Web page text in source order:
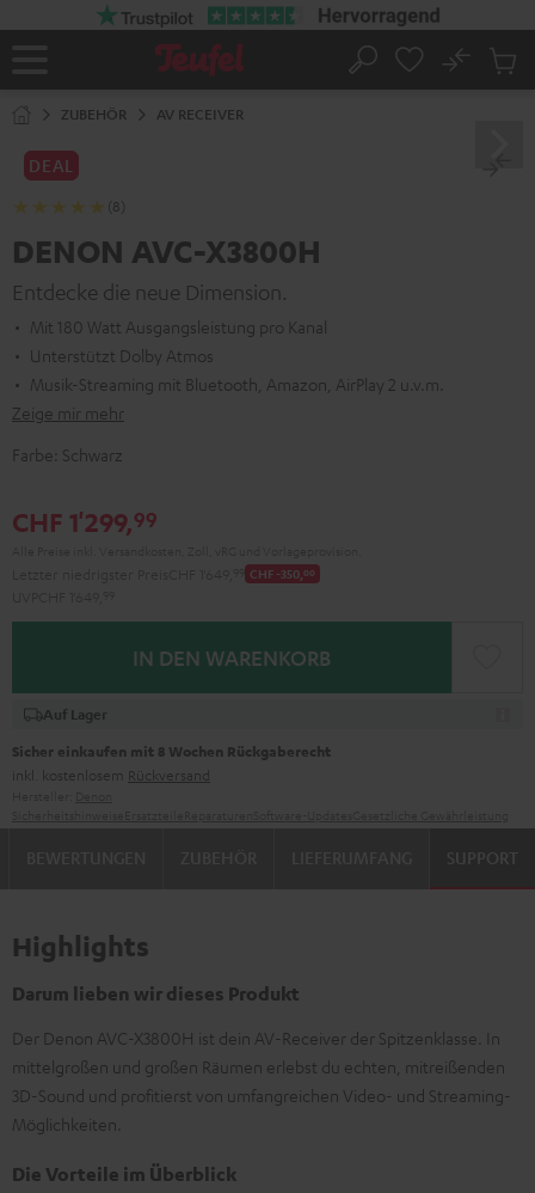
Startseite
Suche
No
ZUBEHÖR AV RECEIVER
DEAL
(8)
DENON AVC-X3800H
Entdecke die neue Dimension.
Mit 180 Watt Ausgangsleistung pro Kanal
Unterstützt Dolby Atmos
Musik-Streaming mit Bluetooth, Amazon, AirPlay 2 u.v.m.
Zeige mir mehr
Farbe: Schwarz
CHF 1'299,99
CHF -350,00
IN DEN WARENKORB
Auf Lager
Sicher einkaufen mit 8 Wochen Rückgaberecht
inkl. kostenlosem Rückversand
SUPPORT
Highlights
Darum lieben wir dieses Produkt
Der Denon AVC-X3800H ist dein AV-Receiver der Spitzenklasse. In
mittelgroßen und großen Räumen erlebst du echten, mitreißenden
3D-Sound und profitierst von umfangreichen Video- und Streaming-
Möglichkeiten.
Die Vorteile im Überblick